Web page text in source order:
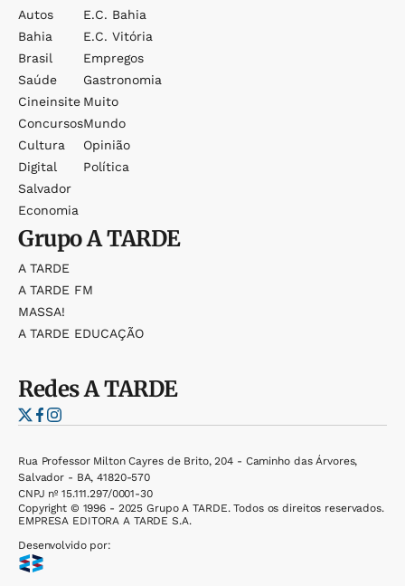
Autos
Bahia
Brasil
Saúde
Cineinsite
Concursos
Cultura
Digital
Salvador
Economia
E.c. Bahia
E.c. Vitória
Empregos
Gastronomia
Muito
Mundo
Opinião
Política
GrupoA TARDE
A TARDE
A TARDE FM
MASSA!
A TARDE EDUCAÇÃO
RedesA TARDE
Rua Professor Milton Cayres de Brito, 204 - Caminho das Árvores,
Salvador - BA, 41820-570
CNPJ nº 15.111.297/0001-30
Copyright © 1996 - 2025 Grupo A TARDE. Todos os direitos reservados.
EMPRESA EDITORA A TARDE S.A.
Desenvolvido por: